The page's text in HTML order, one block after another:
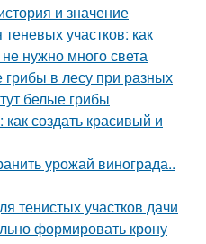
и значение
участков: как
нужно много света
грибы в лесу при разных
белые грибы
создать красивый и
урожай винограда..
тенистых участков дачи
формировать крону